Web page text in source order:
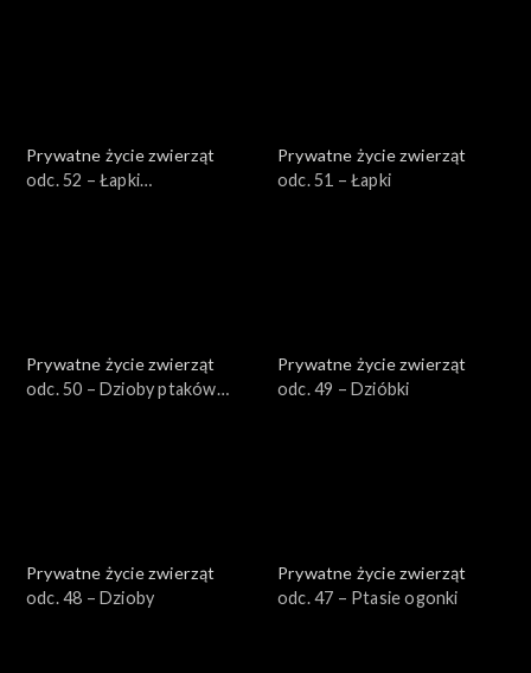
Prywatne życie zwierząt
odc. 52 – Łapki
Prywatne życie zwierząt
odc. 51 – Łapki
Prywatne życie zwierząt
odc. 50 – Dzioby ptaków
Prywatne życie zwierząt
odc. 49 – Dzióbki
Prywatne życie zwierząt
odc. 48 – Dzioby
Prywatne życie zwierząt
odc. 47 – Ptasie ogonki